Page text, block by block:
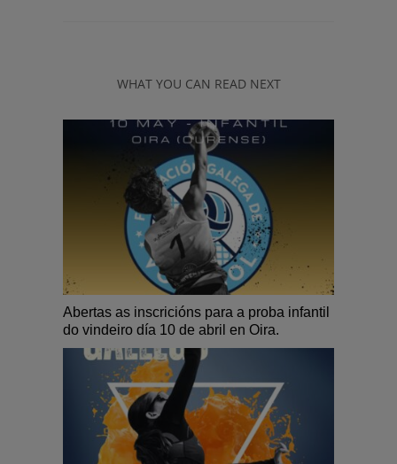
WHAT YOU CAN READ NEXT
Abertas as inscricións para a proba infantil
do vindeiro día 10 de abril en Oira.